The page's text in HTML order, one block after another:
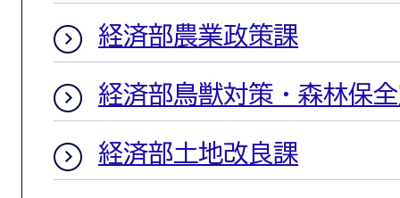
経済部農業政策課
経済部鳥獣対策・森林保
経済部土地改良課